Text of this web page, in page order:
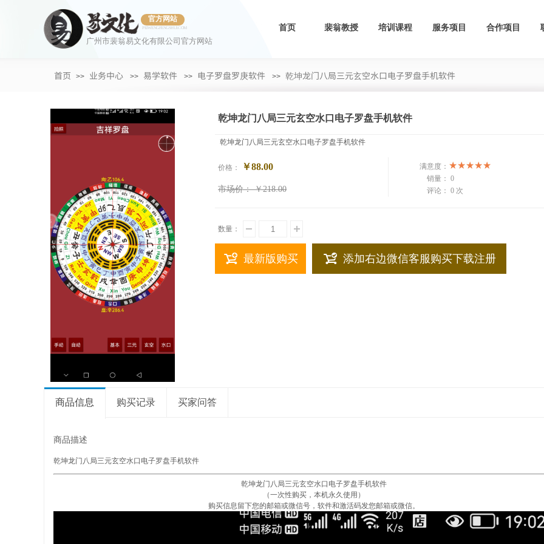
PEIWENGFENGSHUI.COM
官方网站
首页 裴翁教授 培训课程 服务项目 合作项目
广州市裴翁易文化有限公司官方网站
首页 >> 业务中心 >> 易学软件 >> 电子罗盘罗庚软件 >> 乾坤龙门八局三元玄空水口电子罗盘手机软件
乾坤龙门八局三元玄空水口电子罗盘手机软件
乾坤龙门八局三元玄空水口电子罗盘手机软件
价格： ￥88.00
市场价： ￥218.00
满意度：
销量： 0
评论： 0 次
数量：
最新版购买 添加右边微信客服购买下载注册
商品信息 购买记录 买家问答
商品描述
乾坤龙门八局三元玄空水口电子罗盘手机软件
乾坤龙门八局三元玄空水口电子罗盘手机软件
（一次性购买，本机永久使用）
购买信息留下您的邮箱或微信号，软件和激活码发您邮箱或微信。